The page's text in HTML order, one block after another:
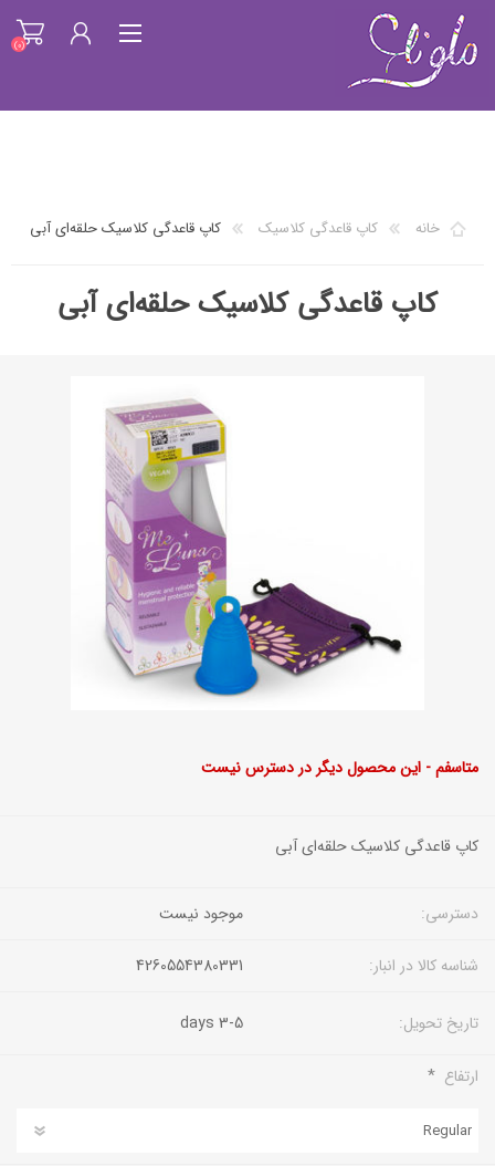
فهرست علاقمندیها
(0)
خانه کاپ قاعدگی کلاسیک کاپ قاعدگی کلاسیک حلقه‌ای آبی
کاپ قاعدگی کلاسیک حلقه‌ای آبی
متاسفم - این محصول دیگر در دسترس نیست
کاپ قاعدگی کلاسیک حلقه‌ای آبی
دسترسی: موجود نیست
شناسه کالا در انبار: 4260554380331
تاریخ تحویل: 3-5 days
ارتفاع *